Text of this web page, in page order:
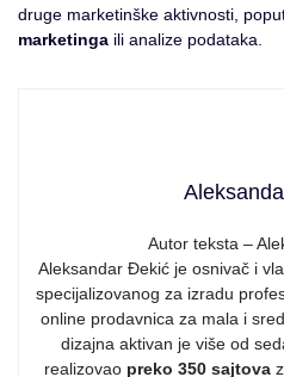
druge marketinške aktivnosti,
marketinga ili analize podataka.
Autor teksta –
Aleksandar Đekić je osnivač i
specijalizovanog za izradu
online prodavnica za mala i
dizajna aktivan je više od
realizovao preko 350 sajtova